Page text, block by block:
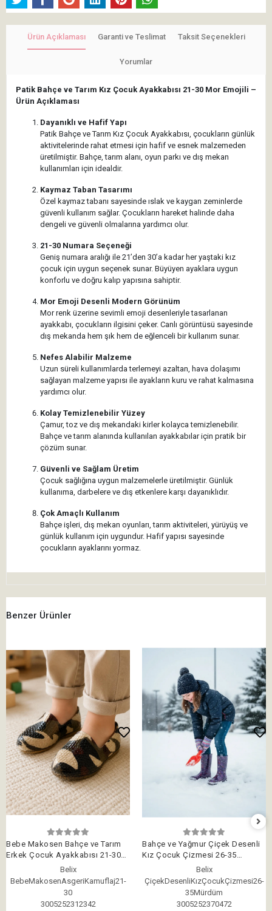
Ürün Açıklaması Garanti ve Teslimat Taksit Seçenekleri
Yorumlar
Patik Bahçe ve Tarım Kız Çocuk Ayakkabısı 21-30 Mor Emojili –
Ürün Açıklaması
Dayanıklı ve Hafif Yapı
Patik Bahçe ve Tarım Kız Çocuk Ayakkabısı, çocukların günlük
aktivitelerinde rahat etmesi için hafif ve esnek malzemeden
üretilmiştir. Bahçe, tarım alanı, oyun parkı ve dış mekan
kullanımları için idealdir.
Kaymaz Taban Tasarımı
Özel kaymaz tabanı sayesinde ıslak ve kaygan zeminlerde
güvenli kullanım sağlar. Çocukların hareket halinde daha
dengeli ve güvenli olmalarına yardımcı olur.
21-30 Numara Seçeneği
Geniş numara aralığı ile 21’den 30’a kadar her yaştaki kız
çocuk için uygun seçenek sunar. Büyüyen ayaklara uygun
konforlu ve doğru kalıp yapısına sahiptir.
Mor Emoji Desenli Modern Görünüm
Mor renk üzerine sevimli emoji desenleriyle tasarlanan
ayakkabı, çocukların ilgisini çeker. Canlı görüntüsü sayesinde
dış mekanda hem şık hem de eğlenceli bir kullanım sunar.
Nefes Alabilir Malzeme
Uzun süreli kullanımlarda terlemeyi azaltan, hava dolaşımı
sağlayan malzeme yapısı ile ayakların kuru ve rahat kalmasına
yardımcı olur.
Kolay Temizlenebilir Yüzey
Çamur, toz ve dış mekandaki kirler kolayca temizlenebilir.
Bahçe ve tarım alanında kullanılan ayakkabılar için pratik bir
çözüm sunar.
Güvenli ve Sağlam Üretim
Çocuk sağlığına uygun malzemelerle üretilmiştir. Günlük
kullanıma, darbelere ve dış etkenlere karşı dayanıklıdır.
Çok Amaçlı Kullanım
Bahçe işleri, dış mekan oyunları, tarım aktiviteleri, yürüyüş ve
günlük kullanım için uygundur. Hafif yapısı sayesinde
çocukların ayaklarını yormaz.
Benzer Ürünler
Bebe Makosen Bahçe ve Tarım
Erkek Çocuk Ayakkabısı 21-30
Asgeri KamuflajBelix
BebeMakosenAsgeriKamuflaj21-
30
3005252312342
Bahçe ve Yağmur Çiçek Desenli
Kız Çocuk Çizmesi 26-35
Belix
ÇiçekDesenliKızÇocukÇizmesi26-
35Mürdüm
3005252370472